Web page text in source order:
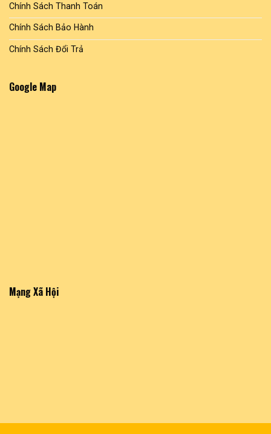
Chính Sách Thanh Toán
Chính Sách Bảo Hành
Chính Sách Đổi Trả
Google Map
Mạng Xã Hội